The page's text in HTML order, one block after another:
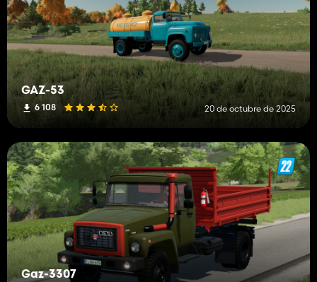
GAZ-53
6 108 20 de octubre de 2025
Gaz-3307